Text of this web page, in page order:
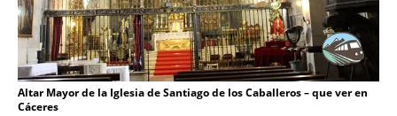
Altar Mayor de la Iglesia de Santiago de los Caballeros – que ver en
Cáceres